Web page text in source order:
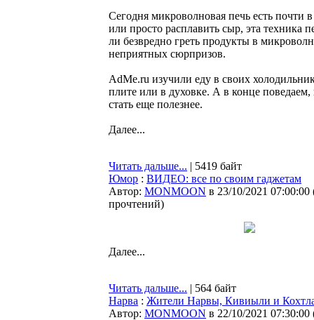
Сегодня микроволновая печь есть почти
или просто расплавить сыр, эта техника
ли безвредно греть продукты в
неприятных сюрпризов.
AdMe.ru изучили еду в своих
плите или в духовке. А в конце
стать еще полезнее.
Далее...
Читать дальше... | 5419 байт
Юмор : ВИДЕО: все по своим гаджетам
Автор: MONMOON в 23/10/2021 07:00:00
прочтений)
Далее...
Читать дальше... | 564 байт
Нарва : Жители Нарвы, Кивиыли и
Автор: MONMOON в 22/10/2021 07:30:00